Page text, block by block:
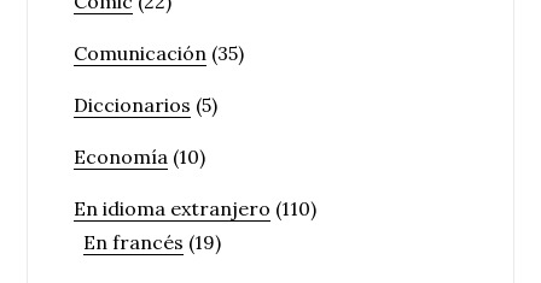
Comunicación (35)
Diccionarios (5)
Economía (10)
En idioma extranjero (110)
En francés (19)